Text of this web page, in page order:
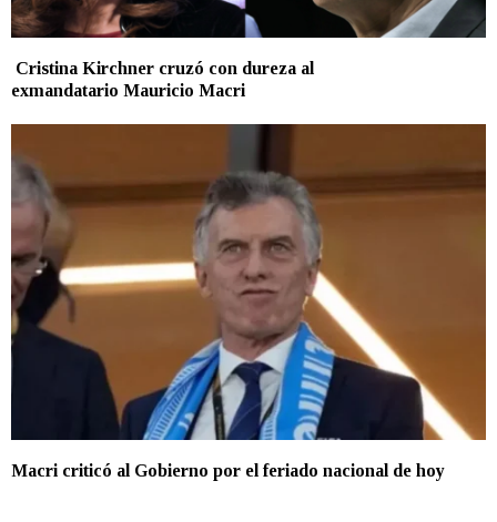
Cristina Kirchner cruzó con dureza al
exmandatario Mauricio Macri
Macri criticó al Gobierno por el feriado nacional de hoy